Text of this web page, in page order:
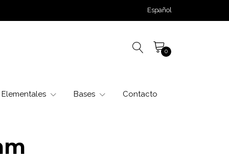
Español
0
Elementales Bases Contacto